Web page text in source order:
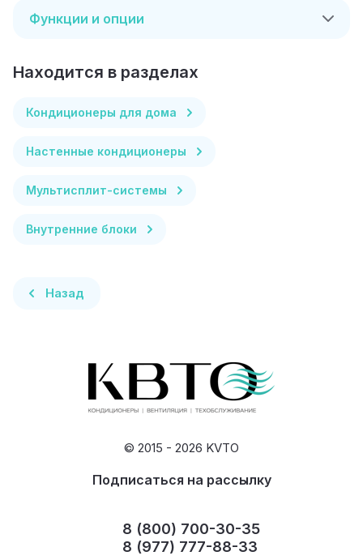
Функции и опции
Находится в разделах
Кондиционеры для дома
Настенные кондиционеры
Мультисплит-системы
Внутренние блоки
Назад
© 2015 - 2026 KVTO
Подписаться на рассылку
8 (800) 700-30-35
8 (977) 777-88-33